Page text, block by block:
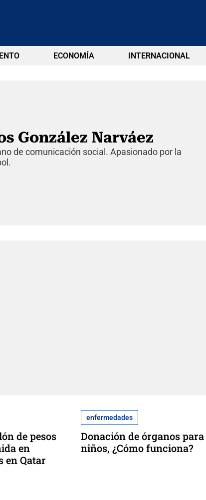
ECONOMÍA INTERNACIONAL
González Narváez
de comunicación social. Apasionado por la
de pesos
en
en Qatar
enfermedades
Donación de órganos para
niños, ¿Cómo funciona?